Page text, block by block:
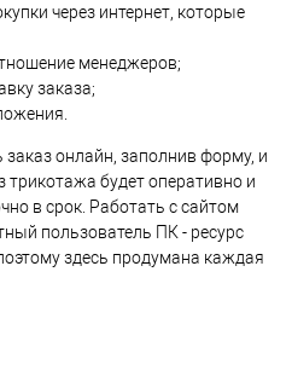
через интернет, которые
менеджеров;
заказа;
онлайн, заполнив форму, и
будет оперативно и
в срок. Работать с сайтом
пользователь ПК - ресурс
здесь продумана каждая